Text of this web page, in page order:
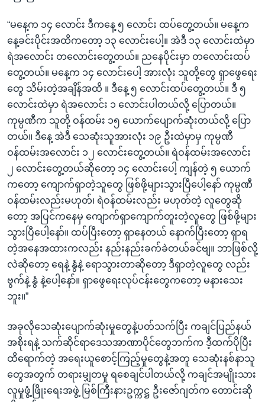
“မနေ့က ၁၄ လောင်း ဒီကနေ့ ၅ လောင်း ထပ်တွေ့တယ်။ မနေ့က
နေ့ခင်းပိုင်းအထိကတော့ ၁၃ လောင်းပေါ့။ အဲဒီ ၁၃ လောင်းထဲမှာ
ရဲအလောင်း တလောင်းတွေ့တယ်။ ညနေပိုင်းမှာ တလောင်းထပ်
တွေ့တယ်။ မနေ့က ၁၄ လောင်းပေါ့ အားလုံး သူတို့တွေ ရှာဖွေရေး
တွေ သိမ်းတဲ့အချိန်အထိ ။ ဒီနေ့ ၅ လောင်းထပ်တွေ့တယ်။ ဒီ ၅
လောင်းထဲမှာ ရဲအလောင်း ၁ လောင်းပါတယ်လို့ ပြောတယ်။
ကုမ္ပဏီက သူတို့ ဝန်ထမ်း ၁၅ ယောက်ပျောက်ဆုံးတယ်လို့ ပြော
တယ်။ ဒီနေ့ အဲဒီ သေဆုံးသူအားလုံး ၁၉ ဦးထဲမှာမှ ကုမ္ပဏီ
ဝန်ထမ်းအလောင်း ၁၂ လောင်းတွေ့တယ်။ ရဲဝန်ထမ်းအလောင်း
၂ လောင်းတွေ့တယ်ဆိုတော့ ၁၄ လောင်းပေါ့ ကျန်တဲ့ ၅ ယောက်
ကတော့ ကျောက်ရှာတဲ့သူတွေ ဖြစ်ဖို့များသွားပြီပေါ့နော် ကုမ္ပဏီ
ဝန်ထမ်းလည်းမဟုတ်၊ ရဲဝန်ထမ်းလည်း မဟုတ်တဲ့ လူတွေဆို
တော့ အပြင်ကနေမှ ကျောက်ရှာကျောက်တူးတဲ့လူတွေ ဖြစ်ဖို့များ
သွားပြီပေါ့နော်။ ထပ်ပြီးတော့ ရှာနေတယ် နောက်ပြီးတော့ ရှာရ
တဲ့အနေအထားကလည်း နည်းနည်းခက်ခဲတယ်ခင်ဗျ။ ဘာဖြစ်လို့
လဲဆိုတော့ ရေနဲ့ နွံနဲ့ ရောသွားတာဆိုတော့ ဒီရှာတဲ့လူတွေ လည်း
ဗွက်နဲ့ နွံ နဲ့ပေါ့နော်။ ရှာဖွေရေးလုပ်ငန်းတွေကတော့ မနားသေး
ဘူး။”
အခုလိုသေဆုံးပျောက်ဆုံးမှုတွေနဲ့ပတ်သက်ပြီး ကချင်ပြည်နယ်
အစိုးရနဲ့ သက်ဆိုင်ရာဒေသအာဏာပိုင်တွေဘက်က ဒီ့ထက်ပိုပြီး
ထိရောက်တဲ့ အရေးယူစောင့်ကြည့်မှုတွေနဲ့အတူ သေဆုံးနစ်နာသူ
တွေအတွက် တရားမျှတမှု ရစေချင်ပါတယ်လို့ ကချင်အမျိုးသား
လူမှုဖွံ့ဖြိုးရေးအဖွဲ့ မြစ်ကြီးနားဥက္ကဋ္ဌ ဦးဇော်ဂျတ်က တောင်းဆို